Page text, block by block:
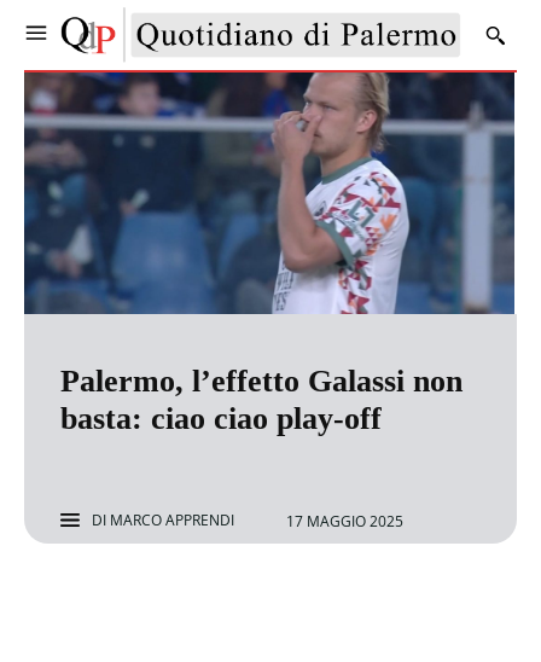
Palermo, l’effetto Galassi non
basta: ciao ciao play-off
DI MARCO APPRENDI 17 MAGGIO 2025